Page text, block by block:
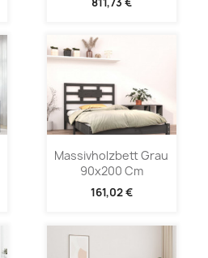
Massivholzbett Grau
90x200 Cm
161,02 €